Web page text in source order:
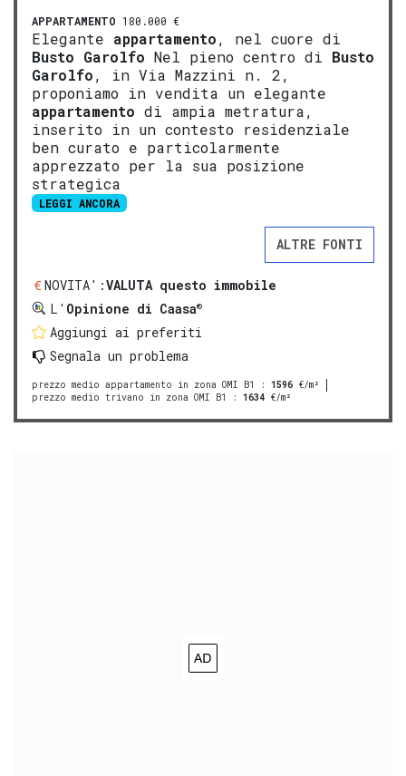
APPARTAMENTO 180.000 €
Elegante appartamento, nel cuore di
Busto Garolfo Nel pieno centro di Busto
Garolfo, in Via Mazzini n. 2,
proponiamo in vendita un elegante
appartamento di ampia metratura,
inserito in un contesto residenziale
ben curato e particolarmente
apprezzato per la sua posizione
strategica
LEGGI ANCORA
ALTRE FONTI
NOVITA':VALUTA questo immobile
L' Opinione di Caasa®
Aggiungi ai preferiti
Segnala un problema
prezzo medio appartamento in zona OMI B1 : 1596 €/m²
prezzo medio trivano in zona OMI B1
: 1634 €/m²